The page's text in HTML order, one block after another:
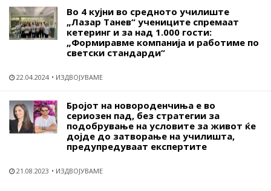
Во 4 кујни во средното училиште
„Лазар Танев“ учениците спремаат
кетеринг и за над 1.000 гости:
„Формиравме компанија и работиме по
светски стандарди“
22.04.2024 ИЗДВОЈУВАМЕ
Бројот на новороденчиња е во
сериозен пад, без стратегии за
подобрување на условите за живот ќе
дојде до затворање на училишта,
предупредуваат експертите
21.08.2023 ИЗДВОЈУВАМЕ